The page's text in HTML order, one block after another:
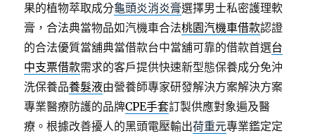
果的植物萃取成分龜頭炎消炎膏選擇男士私密護理軟
膏，合法典當物品如汽機車合法桃園汽機車借款認證
的合法優質當舖典當借款台中當舖可靠的借款首選台
中支票借款需求的客戶提供快速新型態保養成分免沖
洗保養品養髮液由營養師專家研發解決方案解決方案
專業醫療防護的品牌CPE手套訂製供應對象遍及醫
療。根據改善擾人的黑頭電壓輸出荷重元專業鑑定定